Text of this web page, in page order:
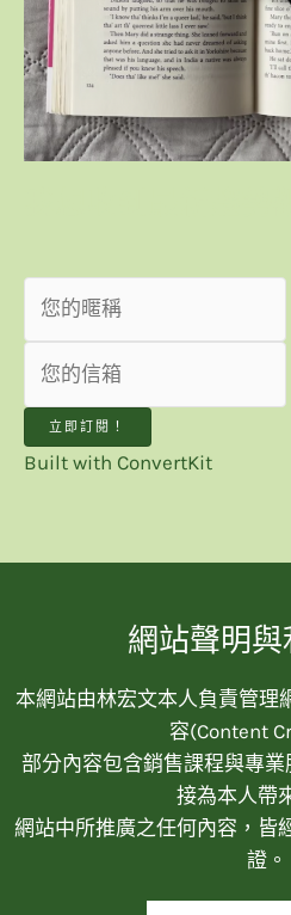
立即訂閱！
Built with ConvertKit
網站聲明
本網站由林宏文本人負責管理
容(Content
部分內容包含銷售課程與專
接為本人帶
網站中所推廣之任何內容，皆
證。